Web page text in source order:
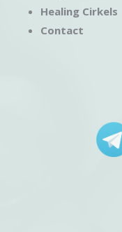
Healing Cirkels
Contact